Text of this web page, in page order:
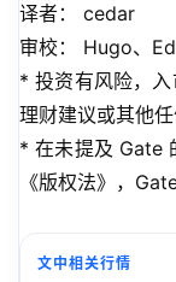
译者： cedar
审校： Hugo、
* 投资有风险，
理财建议或其他任
* 在未提及 Gate
《版权法》，
文中相关行情